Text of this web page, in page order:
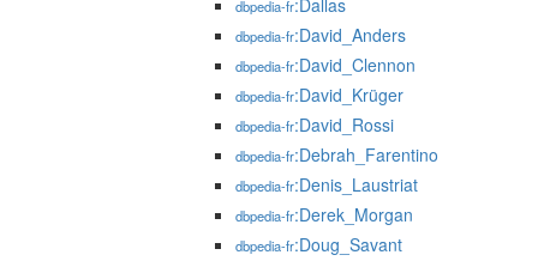
dbpedia-fr:Dallas
dbpedia-fr:David_Anders
dbpedia-fr:David_Clennon
dbpedia-fr:David_Krüger
dbpedia-fr:David_Rossi
dbpedia-fr:Debrah_Farentino
dbpedia-fr:Denis_Laustriat
dbpedia-fr:Derek_Morgan
dbpedia-fr:Doug_Savant